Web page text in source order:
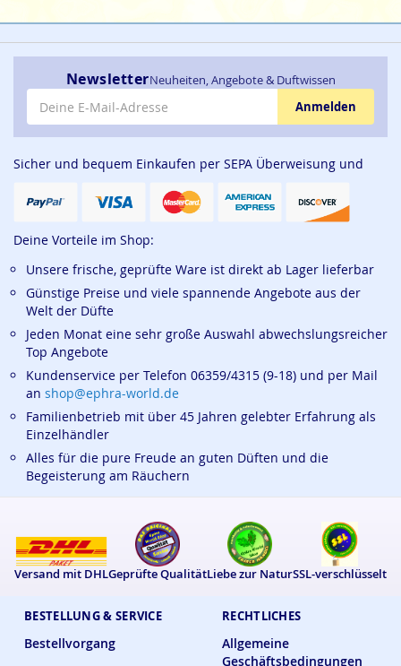
BESTELLUNG & SERVICE
Bestellvorgang
RECHTLICHES
Allgemeine
Geschäftsbedingungen
NewsletterNeuheiten, Angebote & Duftwissen
Anmelden
Sicher und bequem Einkaufen per SEPA Überweisung und
Deine Vorteile im Shop:
Unsere frische, geprüfte Ware ist direkt ab Lager lieferbar
Günstige Preise und viele spannende Angebote aus der
Welt der Düfte
Jeden Monat eine sehr große Auswahl abwechslungsreicher
Top Angebote
Kundenservice per Telefon 06359/4315 (9-18) und per Mail
an shop@ephra-world.de
Familienbetrieb mit über 45 Jahren gelebter Erfahrung als
Einzelhändler
Alles für die pure Freude an guten Düften und die
Begeisterung am Räuchern
Versand mit DHLGeprüfte QualitätLiebe zur NaturSSL-verschlüsselt